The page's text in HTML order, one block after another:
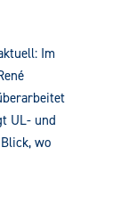
Im
UL- und
wo